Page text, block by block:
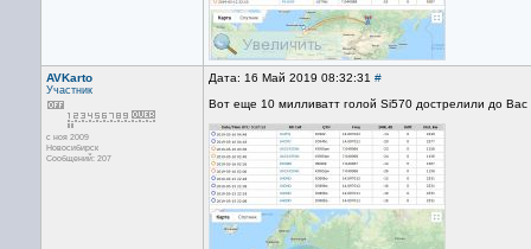
AVKarto
Участник
с ноя 2009
Новосибирск
Сообщений: 207
Дата: 16 Май 2019 08:32:31 #
Вот еще 10 милливатт голой Si570 дострелили до Вас